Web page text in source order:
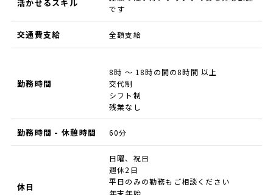
活かせるスキル
です
交通費支給 全額支給
勤務時間
8時 ～ 18時の間の8時間 以上
交代制
シフト制
残業なし
勤務時間 - 休憩時間 60分
休日
日曜、祝日
週休2日
平日のみの勤務もご相談ください
年末年始